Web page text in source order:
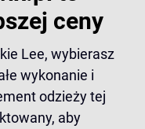
ceny
Lee, wybierasz
wykonanie i
odzieży tej
aby